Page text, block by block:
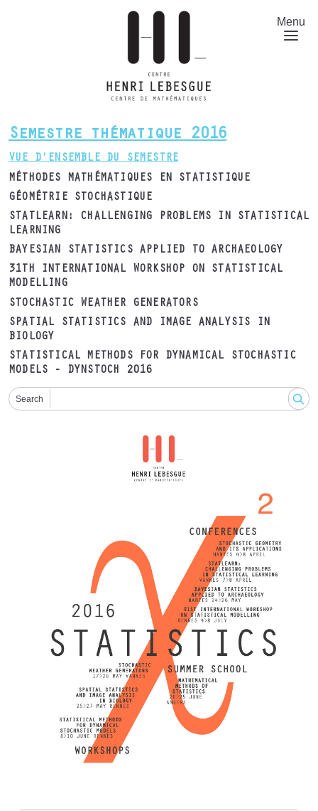
Menu
Semestre thématique 2016
VUE D'ENSEMBLE DU SEMESTRE
MÉTHODES MATHÉMATIQUES EN STATISTIQUE
GÉOMÉTRIE STOCHASTIQUE
STATLEARN: CHALLENGING PROBLEMS IN STATISTICAL
LEARNING
BAYESIAN STATISTICS APPLIED TO ARCHAEOLOGY
31TH INTERNATIONAL WORKSHOP ON STATISTICAL
MODELLING
STOCHASTIC WEATHER GENERATORS
SPATIAL STATISTICS AND IMAGE ANALYSIS IN
BIOLOGY
STATISTICAL METHODS FOR DYNAMICAL STOCHASTIC
MODELS - DYNSTOCH 2016
Search